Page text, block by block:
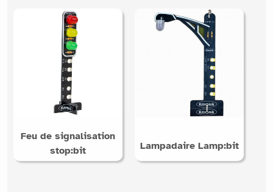
Feu de signalisation
stop:bit
Lampadaire Lamp:bit